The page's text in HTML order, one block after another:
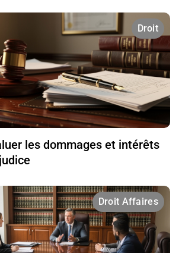
Droit
les dommages et intérêts
Droit Affaires